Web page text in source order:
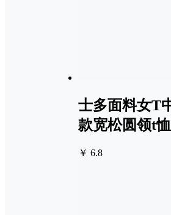
士多面料女T
款宽松圆领t恤
￥ 6.8